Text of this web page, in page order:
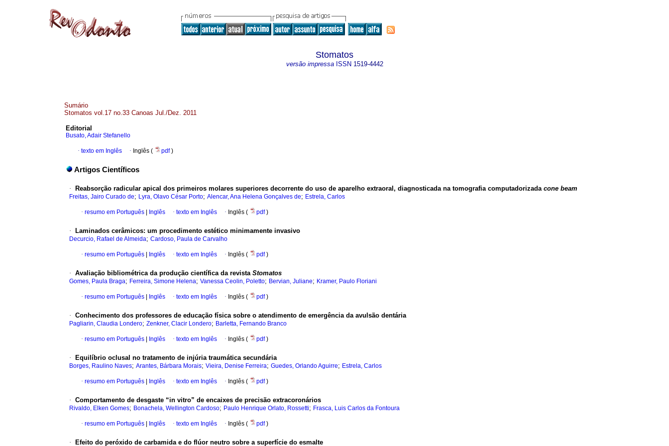
Stomatos
versão impressaISSN 1519-4442
Sumário
Stomatos vol.17 no.33 Canoas Jul./Dez. 2011
Editorial
Busato, Adair Stefanello
· texto em Inglês · Inglês ( pdf)
Artigos Científicos
· Reabsorção radicular apical dos primeiros molares superiores decorrente do uso de aparelho extraoral, diagnosticada na tomografia computadorizada cone beam
Freitas, Jairo Curado de; Lyra, Olavo César Porto; Alencar, Ana Helena Gonçalves de; Estrela, Carlos
· resumo em Português Inglês · texto em Inglês · Inglês ( pdf)
· Laminados cerâmicos: um procedimento estético minimamente invasivo
Decurcio, Rafael de Almeida; Cardoso, Paula de Carvalho
· resumo em Português Inglês · texto em Inglês · Inglês ( pdf)
· Avaliação bibliométrica da produção científica da revista Stomatos
Gomes, Paula Braga; Ferreira, Simone Helena; Vanessa Ceolin, Poletto; Bervian, Juliane; Kramer, Paulo Floriani
· resumo em Português Inglês · texto em Inglês · Inglês ( pdf)
· Conhecimento dos professores de educação física sobre o atendimento de emergência da avulsão dentária
Pagliarin, Claudia Londero; Zenkner, Clacir Londero; Barletta, Fernando Branco
· resumo em Português Inglês · texto em Inglês · Inglês ( pdf)
· Equilíbrio oclusal no tratamento de injúria traumática secundária
Borges, Raulino Naves; Arantes, Bárbara Morais; Vieira, Denise Ferreira; Guedes, Orlando Aguirre; Estrela, Carlos
· resumo em Português Inglês · texto em Inglês · Inglês ( pdf)
· Comportamento de desgaste “in vitro” de encaixes de precisão extracoronários
Rivaldo, Elken Gomes; Bonachela, Wellington Cardoso; Paulo Henrique Orlato, Rossetti; Frasca, Luis Carlos da Fontoura
· resumo em Português Inglês · texto em Inglês · Inglês ( pdf)
· Efeito do peróxido de carbamida e do flúor neutro sobre a superfície do esmalte